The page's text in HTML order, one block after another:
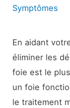
Symptômes
En aidant
éliminer les
foie est le
un foie
le traitement